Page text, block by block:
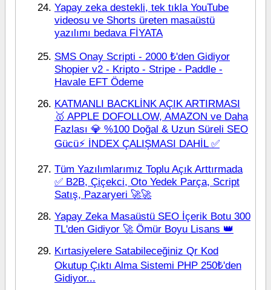
Yapay zeka destekli, tek tıkla YouTube
videosu ve Shorts üreten masaüstü
yazılımı bedava FİYATA
SMS Onay Scripti - 2000 ₺'den Gidiyor
Shopier v2 - Kripto - Stripe - Paddle -
Havale EFT Ödeme
KATMANLI BACKLİNK AÇIK ARTIRMASI
🥇 APPLE DOFOLLOW, AMAZON ve Daha
Fazlası 💎 %100 Doğal & Uzun Süreli SEO
Gücü⚡ İNDEX ÇALIŞMASI DAHİL ✅
Tüm Yazılımlarımız Toplu Açık Arttırmada
✅ B2B, Çiçekci, Oto Yedek Parça, Script
Satış, Pazaryeri 🚀🚀
Yapay Zeka Masaüstü SEO İçerik Botu 300
TL'den Gidiyor 🚀 Ömür Boyu Lisans 👑
Kırtasiyelere Satabileceğiniz Qr Kod
Okutup Çıktı Alma Sistemi PHP 250₺'den
Gidiyor...